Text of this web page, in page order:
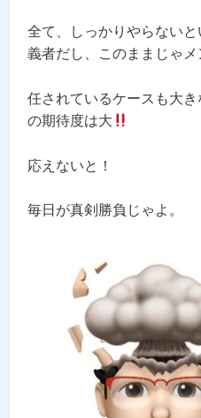
全て、しっかりやらない
義者だし、このままじゃメ
任されているケースも大
の期待度は大
応えないと！
毎日が真剣勝負じゃよ。